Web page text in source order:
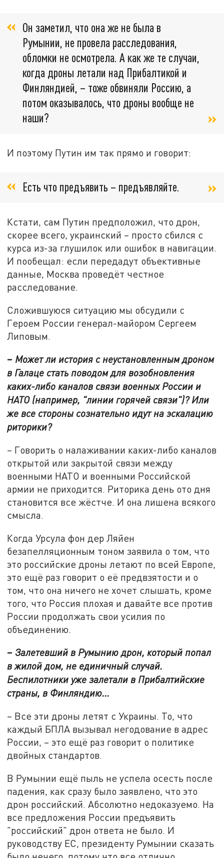
Он заметил, что она же не была в
Румынии, не провела расследования,
обломки не осмотрела. А как же те случаи,
когда дроны летали над Прибалтикой и
Финляндией, – тоже обвиняли Россию, а
потом оказывалось, что дроны вообще не
наши?
И поэтому Путин им так прямо и говорит:
Есть что предъявить – предъявляйте.
Кстати, сам Путин предположил, что дрон,
скорее всего, украинский – просто сбился с
курса из-за глушилок или ошибок в навигации.
И пообещал: если передадут объективные
данные, Москва проведёт честное
расследование.
Сложившуюся ситуацию мы обсудили с
Героем России генерал-майором Сергеем
Липовым.
– Может ли история с неустановленным дроном
в Галаце стать поводом для возобновления
каких-либо каналов связи военных России и
НАТО (например, "линии горячей связи")? Или
же все стороны сознательно идут на эскалацию
риторики?
– Говорить о налаживании каких-либо каналов
открытой или закрытой связи между
военными НАТО и военными Российской
армии не приходится. Риторика день ото дня
становится все жёстче. И она лишена всякого
смысла.
Когда Урсула фон дер Ляйен
безапелляционным тоном заявила о том, что
это российские дроны летают по всей Европе,
это ещё раз говорит о её предвзятости и о
том, что она ничего не хочет слышать, кроме
того, что Россия плохая и давайте все против
России продолжать свои усилия по
объединению.
–Залетевший в Румынию дрон, который попал
в жилой дом, не единичный случай.
Беспилотники уже залетали в Прибалтийские
страны, в Финляндию...
– Все эти дроны летят с Украины. То, что
каждый БПЛА вызывал негодование в адрес
России, – это ещё раз говорит о политике
двойных стандартов.
В Румынии ещё пыль не успела осесть после
падения, как сразу было заявлено, что это
дрон российский. Абсолютно недоказуемо. На
все предложения России предъявить
"российский" дрон ответа не было. И
руководству ЕС, президенту Румынии сказать